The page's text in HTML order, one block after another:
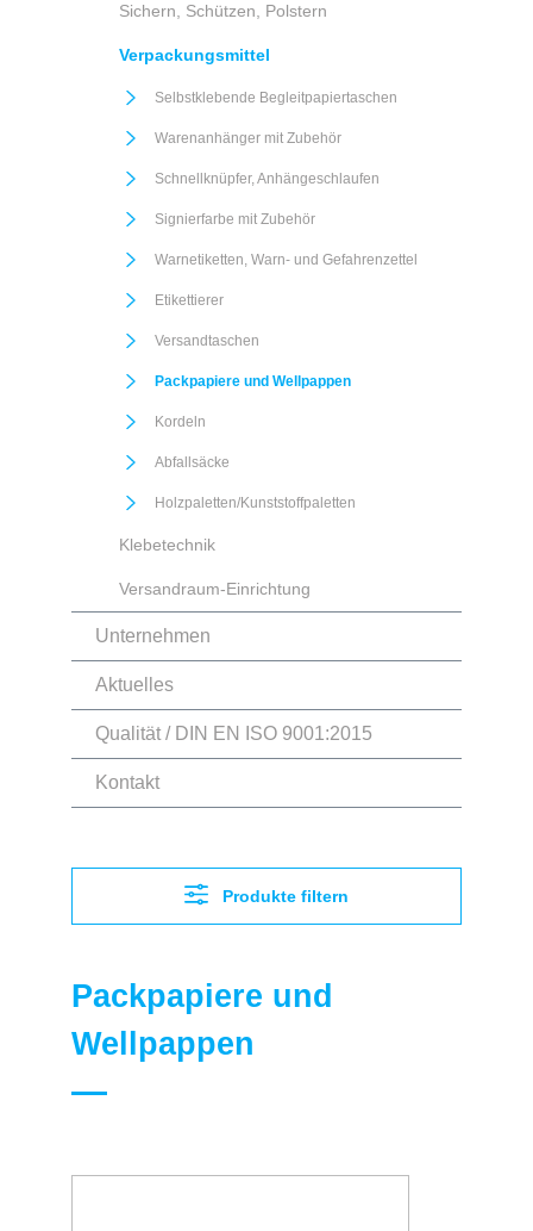
Sichern, Schützen, Polstern
Verpackungsmittel
Selbstklebende Begleitpapiertaschen
Warenanhänger mit Zubehör
Schnellknüpfer, Anhängeschlaufen
Signierfarbe mit Zubehör
Warnetiketten, Warn- und Gefahrenzettel
Etikettierer
Versandtaschen
Packpapiere und Wellpappen
Kordeln
Abfallsäcke
Holzpaletten/Kunststoffpaletten
Klebetechnik
Versandraum-Einrichtung
Unternehmen
Aktuelles
Qualität / DIN EN ISO 9001:2015
Kontakt
Produkte filtern
Packpapiere und
Wellpappen